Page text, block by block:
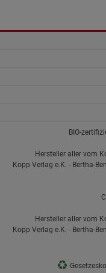
BIO-
Hersteller aller vom
Kopp Verlag e.K. - Bertha-
Hersteller aller vom
Kopp Verlag e.K. - Bertha-
♻